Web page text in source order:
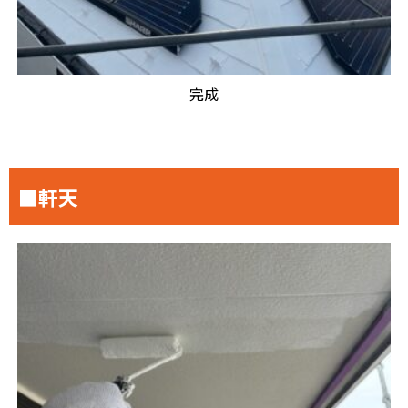
完成
■軒天